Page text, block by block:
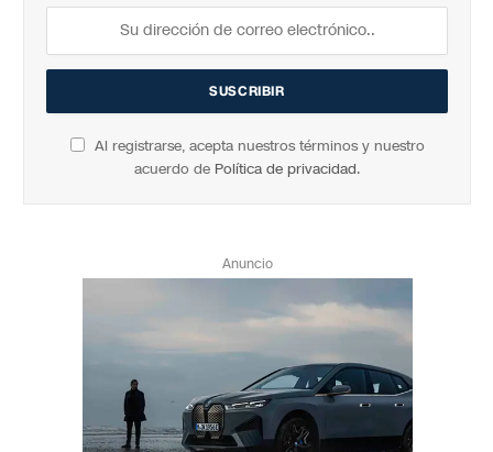
Al registrarse, acepta nuestros términos y nuestro
acuerdo de Política de privacidad.
Anuncio